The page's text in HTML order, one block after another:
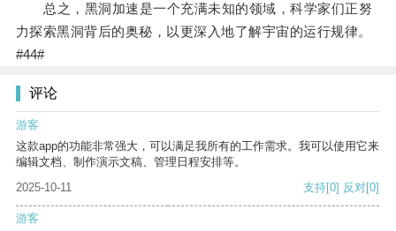
总之，黑洞加速是一个充满未知的领域，科学家们正努
力探索黑洞背后的奥秘，以更深入地了解宇宙的运行规律。
#44#
评论
游客
这款app的功能非常强大，可以满足我所有的工作需求。我可以使用它来
编辑文档、制作演示文稿、管理日程安排等。
2025-10-11
支持[0] 反对[0]
游客